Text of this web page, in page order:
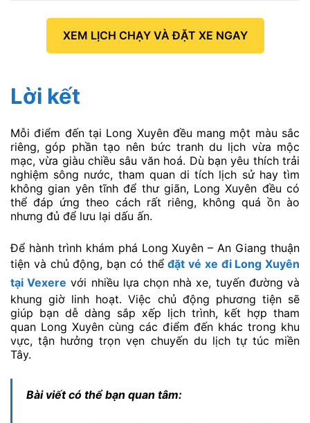
XEM LỊCH CHẠY VÀ ĐẶT XE NGAY
Lời kết
Mỗi điểm đến tại Long Xuyên đều mang một màu sắc
riêng, góp phần tạo nên bức tranh du lịch vừa mộc
mạc, vừa giàu chiều sâu văn hoá. Dù bạn yêu thích trải
nghiệm sông nước, tham quan di tích lịch sử hay tìm
không gian yên tĩnh để thư giãn, Long Xuyên đều có
thể đáp ứng theo cách rất riêng, không quá ồn ào
nhưng đủ để lưu lại dấu ấn.
Để hành trình khám phá Long Xuyên – An Giang thuận
tiện và chủ động, bạn có thểđặt vé xe đi Long Xuyên
tại Vexere với nhiều lựa chọn nhà xe, tuyến đường và
khung giờ linh hoạt. Việc chủ động phương tiện sẽ
giúp bạn dễ dàng sắp xếp lịch trình, kết hợp tham
quan Long Xuyên cùng các điểm đến khác trong khu
vực, tận hưởng trọn vẹn chuyến du lịch tự túc miền
Tây.
Bài viết có thể bạn quan tâm: